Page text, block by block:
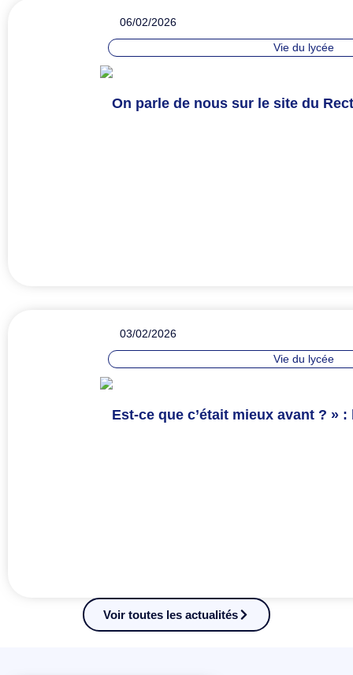
06/02/2026
Vie du lycée
On parle de nous sur le site du
03/02/2026
Vie du lycée
Est-ce que c’était mieux avant ? »
Voir toutes les actualités